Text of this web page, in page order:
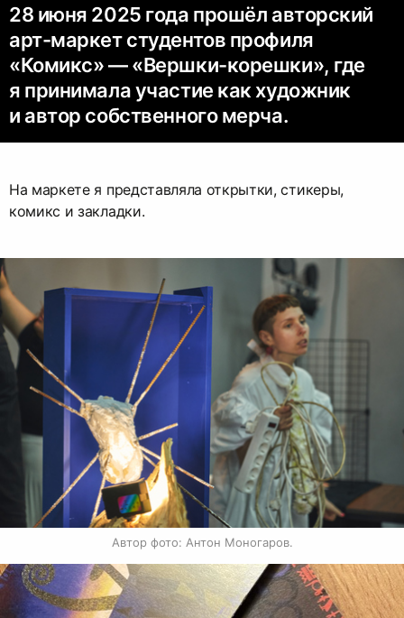
28 июня 2025 года прошёл авторский
арт-маркет студентов профиля
«Комикс» — «Вершки-корешки», где
я принимала участие как художник
и автор собственного мерча.
На маркете я представляла открытки, стикеры,
комикс и закладки.
Автор фото: Антон Моногаров.